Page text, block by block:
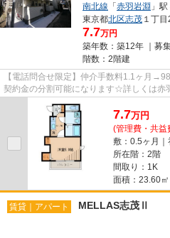
南北線 「赤羽岩淵 」
東京都北区志茂 １丁
7.7万円
築年数：築12年 ｜募
階数：2階建
【電話問合せ限定】仲介手数料1.1ヶ月
契約金の分割可能になります☆詳しくは赤
4177】VISION赤羽店までご連絡下さい！
7.7万円
(管理費・共益
敷：0.5ヶ月｜
所在階：2階
間取り：1K
面積：23.60㎡
賃貸｜アパート MELLAS志茂Ⅱ